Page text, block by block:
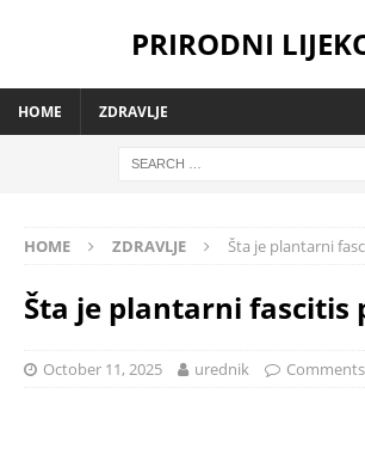
PRIRODNI
HOME ZDRAVLJE
HOME ZDRAVLJE Šta je plantarni
Šta je plantarni fascitis
October 11, 2025 urednik